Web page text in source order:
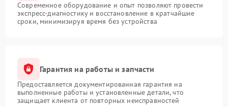
Современное оборудование и опыт позволяют провести
экспресс-диагностику и восстановление в кратчайшие
сроки, минимизируя время без устройства
Гарантия на работы и запчасти
Предоставляется документированная гарантия на
выполненные работы и установленные детали, что
защищает клиента от повторных неисправностей